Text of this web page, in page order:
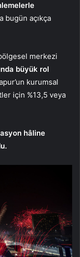
bugün açıkça
merkezi
büyük rol
kurumsal
için %13,5 veya
hâline